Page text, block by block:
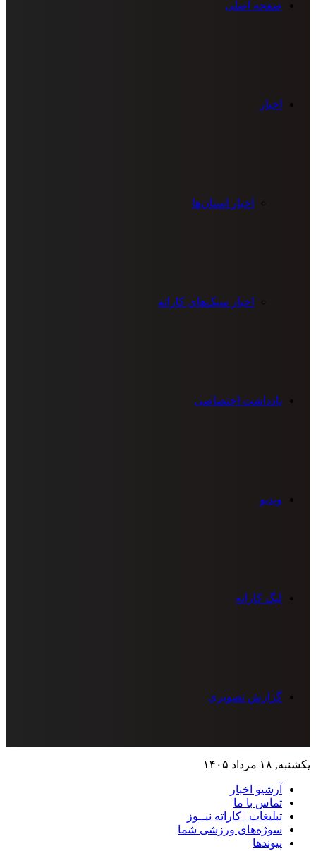
صفحه اصلی
اخبار
اخبار استان‌ها
اخبار سبک‌های کاراته
یادداشت اختصاصی
ویدیو
لیگ کاراته
گزارش تصویری
یکشنبه, ۱۸ مرداد ۱۴۰۵
آرشیو اخبار
تماس‌ با‌ ما
تبلیغات | کاراته نیــوز
سوژه‌های ورزشی شما
پیوندها